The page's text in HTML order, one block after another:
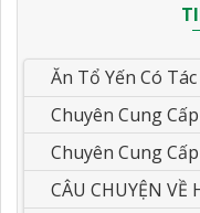
Ăn Tổ Yến Có
Chuyên Cung
CÂU CHUYỆN VỀ